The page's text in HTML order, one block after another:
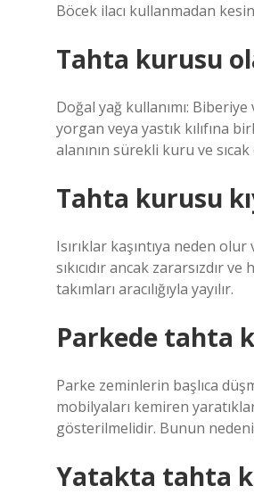
Böcek ilacı kullanmadan
Tahta kurusu
Doğal yağ kullanımı:
yorgan veya yastık kılıfına
alanının sürekli kuru ve
Tahta kurusu
Isırıklar kaşıntıya neden olur
sıkıcıdır ancak zararsızdır
takımları aracılığıyla yayılır.
Parkede tahta
Parke zeminlerin başlıca
mobilyaları kemiren
gösterilmelidir. Bunun
Yatakta tahta